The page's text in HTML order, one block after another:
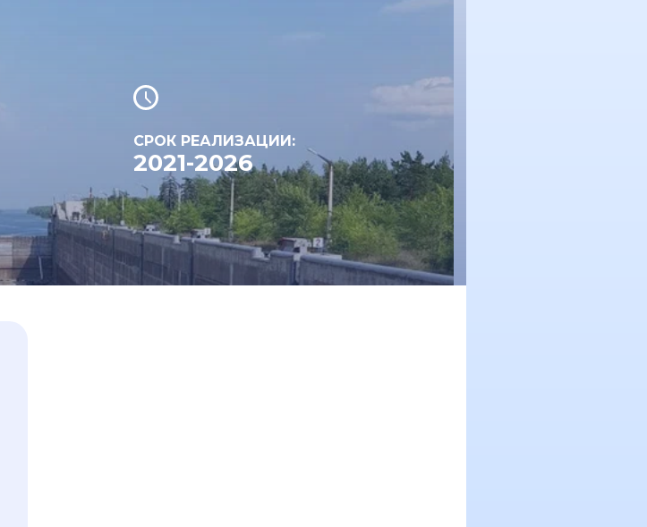
СРОК РЕАЛИЗАЦИИ:
2021-2026